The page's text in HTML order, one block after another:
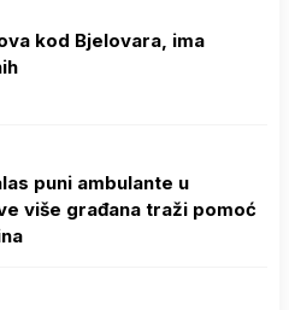
kod Bjelovara, ima
puni ambulante u
više građana traži pomoć